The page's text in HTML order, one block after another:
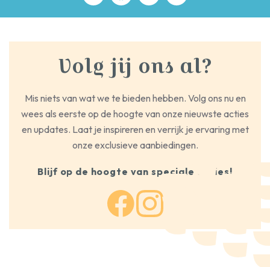
Volg jij ons al?
Mis niets van wat we te bieden hebben. Volg ons nu en
wees als eerste op de hoogte van onze nieuwste acties
en updates. Laat je inspireren en verrijk je ervaring met
onze exclusieve aanbiedingen.
Blijf op de hoogte van speciale acties!